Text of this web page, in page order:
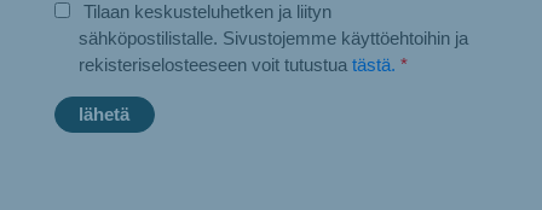
Tilaan keskusteluhetken ja liityn
sähköpostilistalle. Sivustojemme käyttöehtoihin ja
rekisteriselosteeseen voit tutustua tästä. *